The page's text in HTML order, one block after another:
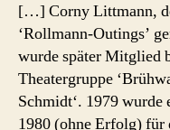
[…] Corny Littmann,
‘Rollmann-Outings’
wurde später Mitglied
Theatergruppe
Schmidt‘. 1979
1980 (ohne Erfolg) für